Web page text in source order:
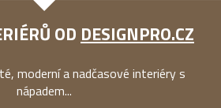
OD DESIGNPRO.CZ
moderní a nadčasové interiéry s
nápadem...